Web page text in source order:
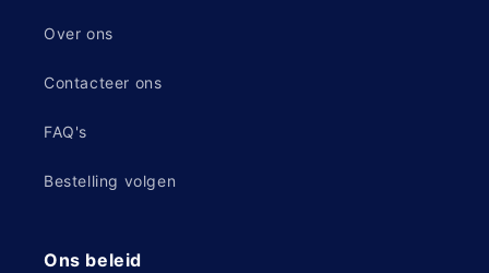
Over ons
Contacteer ons
FAQ's
Bestelling volgen
Ons beleid